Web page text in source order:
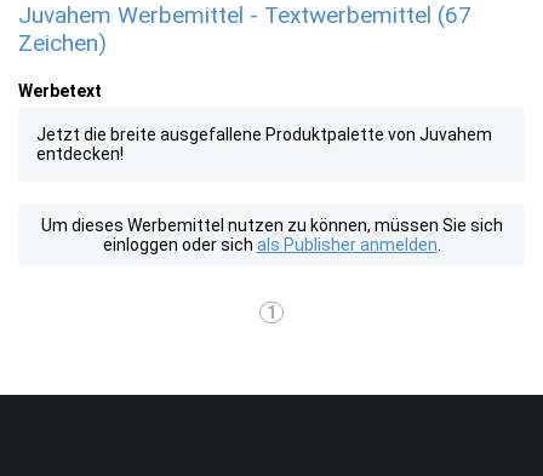
Juvahem Werbemittel - Textwerbemittel (67
Zeichen)
Werbetext
Jetzt die breite ausgefallene Produktpalette von Juvahem
entdecken!
Um dieses Werbemittel nutzen zu können, müssen Sie sich
einloggen oder sich als Publisher anmelden
1